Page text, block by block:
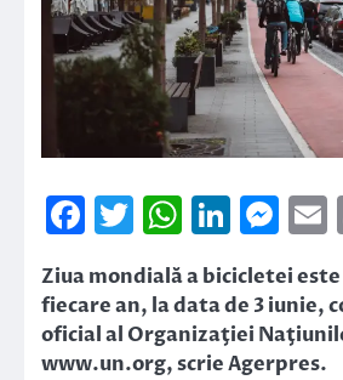
Facebook
Twitter
Ziua mondială a bicicletei
fiecare an, la data de 3 iunie,
oficial al Organizaţiei
www.un.org, scrie Agerpres.